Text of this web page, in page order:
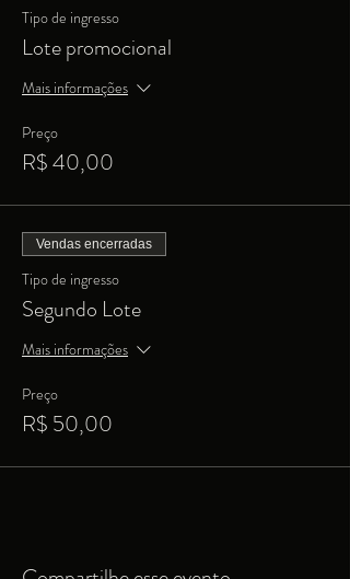
Tipo de ingresso
Lote promocional
Mais informações
Preço
R$ 40,00
Vendas encerradas
Tipo de ingresso
Segundo Lote
Mais informações
Preço
R$ 50,00